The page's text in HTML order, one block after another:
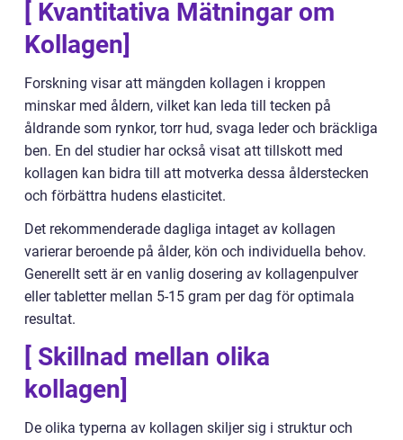
[ Kvantitativa Mätningar om
Kollagen]
Forskning visar att mängden kollagen i kroppen
minskar med åldern, vilket kan leda till tecken på
åldrande som rynkor, torr hud, svaga leder och bräckliga
ben. En del studier har också visat att tillskott med
kollagen kan bidra till att motverka dessa ålderstecken
och förbättra hudens elasticitet.
Det rekommenderade dagliga intaget av kollagen
varierar beroende på ålder, kön och individuella behov.
Generellt sett är en vanlig dosering av kollagenpulver
eller tabletter mellan 5-15 gram per dag för optimala
resultat.
[ Skillnad mellan olika
kollagen]
De olika typerna av kollagen skiljer sig i struktur och